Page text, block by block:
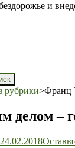
и
рубрики>Франц
делом –
24.02.2018